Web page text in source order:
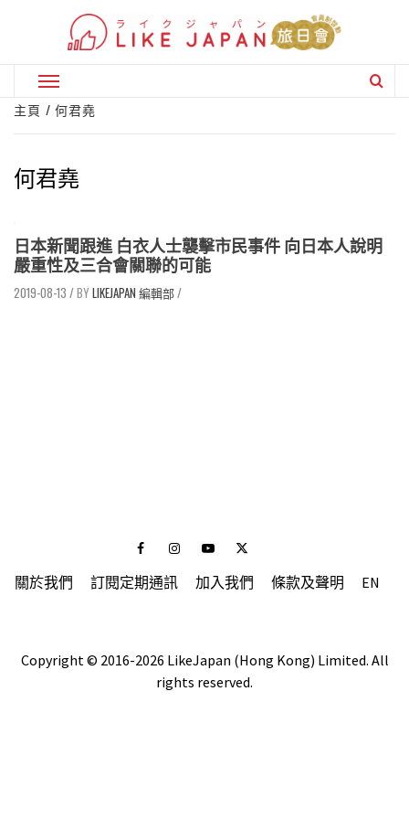
Primary
Menu
主頁 何君堯
何君堯
日本新聞跟進 白衣人士襲擊市民事件 向日本人說明
嚴重性及三合會關聯的可能
2019-08-13 / LIKEJAPAN 編輯部/
FacebookInstagramYoutubeTwitter
關於我們 訂閱定期通訊 加入我們 條款及聲明 EN
Copyright © 2016-2026 LikeJapan (Hong Kong) Limited. All
rights reserved.